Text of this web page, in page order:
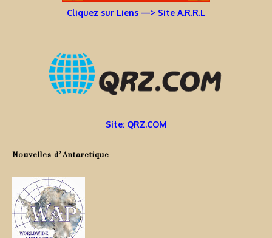
Cliquez sur Liens —> Site A.R.R.L
Site: QRZ.COM
Nouvelles d’Antarctique